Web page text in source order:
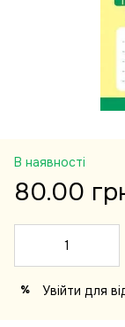
В наявності
80.00
% Увійти для